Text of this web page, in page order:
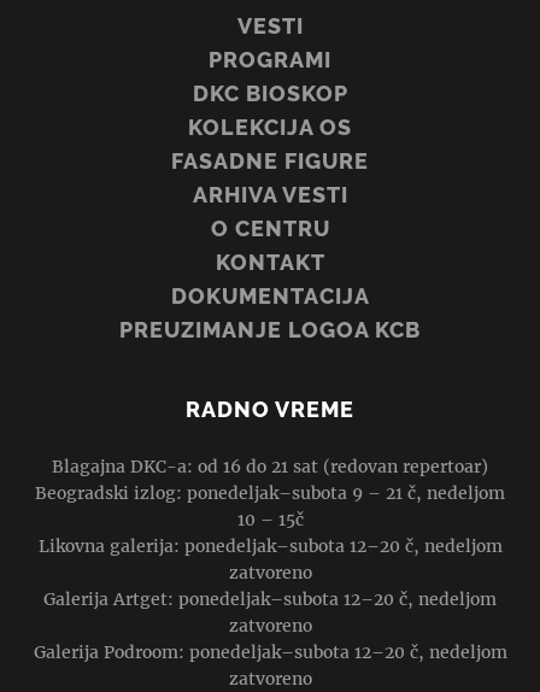
VESTI
PROGRAMI
DKC BIOSKOP
KOLEKCIJA OS
FASADNE FIGURE
ARHIVA VESTI
O CENTRU
KONTAKT
DOKUMENTACIJA
PREUZIMANJE LOGOA KCB
RADNO VREME
Blagajna DKC-a: od 16 do 21 sat (redovan repertoar)
Beogradski izlog: ponedeljak–subota 9 – 21 č, nedeljom
10 – 15č
Likovna galerija: ponedeljak–subota 12–20 č, nedeljom
zatvoreno
Galerija Artget: ponedeljak–subota 12–20 č, nedeljom
zatvoreno
Galerija Podroom: ponedeljak–subota 12–20 č, nedeljom
zatvoreno